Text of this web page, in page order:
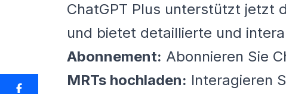
ChatGPT Plus unterstützt jetzt
und bietet detaillierte und
Abonnement: Abonnieren Sie
MRTs hochladen: Interagieren